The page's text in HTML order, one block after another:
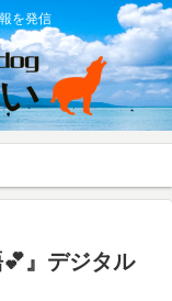
を発信
💕』デジタル